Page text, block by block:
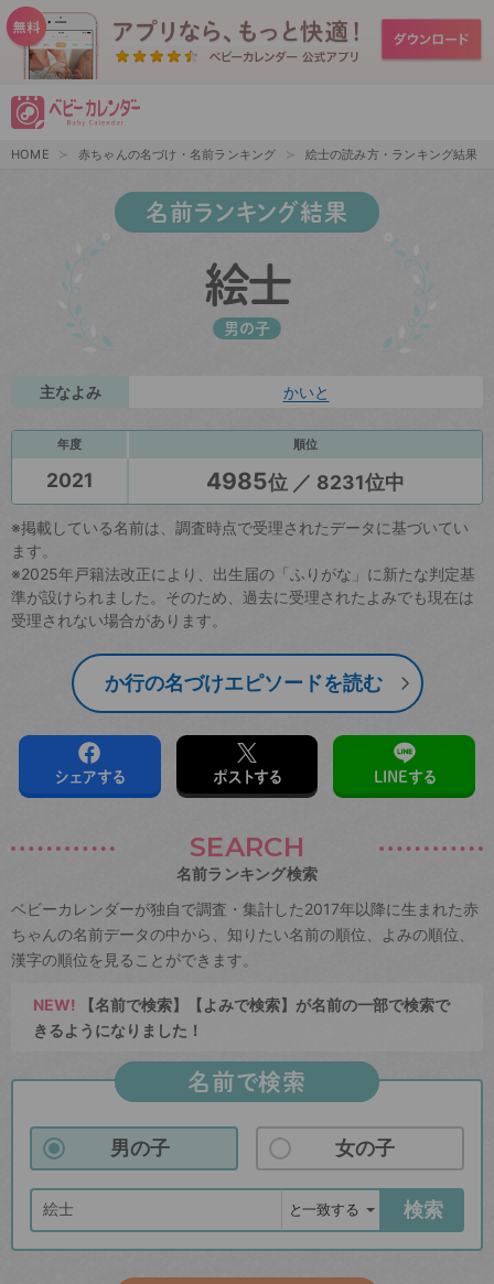
HOME 赤ちゃんの名づけ・名前ランキング 絵士の読み方・ランキング結果
名前ランキング結果
絵士
男の子
主なよみ かいと
年度 順位
2021 4985位 ／ 8231位中
※掲載している名前は、調査時点で受理されたデータに基づいてい
ます。
※2025年戸籍法改正により、出生届の「ふりがな」に新たな判定基
準が設けられました。そのため、過去に受理されたよみでも現在は
受理されない場合があります。
か行の名づけエピソードを読む
シェアする ポストする LINEする
SEARCH
名前ランキング検索
ベビーカレンダーが独自で調査・集計した2017年以降に生まれた赤
ちゃんの名前データの中から、知りたい名前の順位、よみの順位、
漢字の順位を見ることができます。
NEW! 【名前で検索】【よみで検索】が名前の一部で検索で
きるようになりました！
名前で検索
男の子 女の子
検索